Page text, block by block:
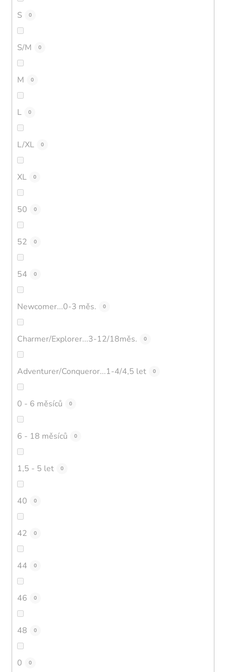
S 0
S/M 0
M 0
L 0
L/XL 0
XL 0
50 0
52 0
54 0
Newcomer...0-3 měs. 0
Charmer/Explorer...3-12/18měs. 0
Adventurer/Conqueror...1-4/4,5 let 0
0 - 6 měsíců 0
6 - 18 měsíců 0
1,5 - 5 let 0
40 0
42 0
44 0
46 0
48 0
0 0